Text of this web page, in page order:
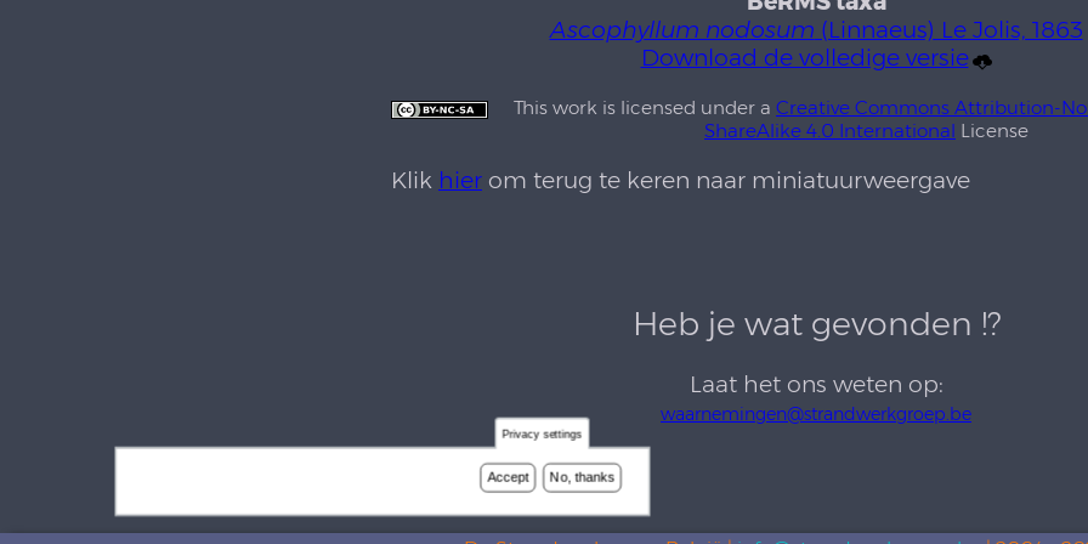
Ascophyllum nodosum (Linnaeus) Le Jolis, 1863
Download de volledige versie
This work is licensed under a Creative Commons Attribution-
ShareAlike 4.0 International License
Klik hier om terug te keren naar miniatuurweergave
Heb je wat gevonden !?
Laat het ons weten op:
waarnemingen@strandwerkgroep.be
Privacy settings
Accept No, thanks